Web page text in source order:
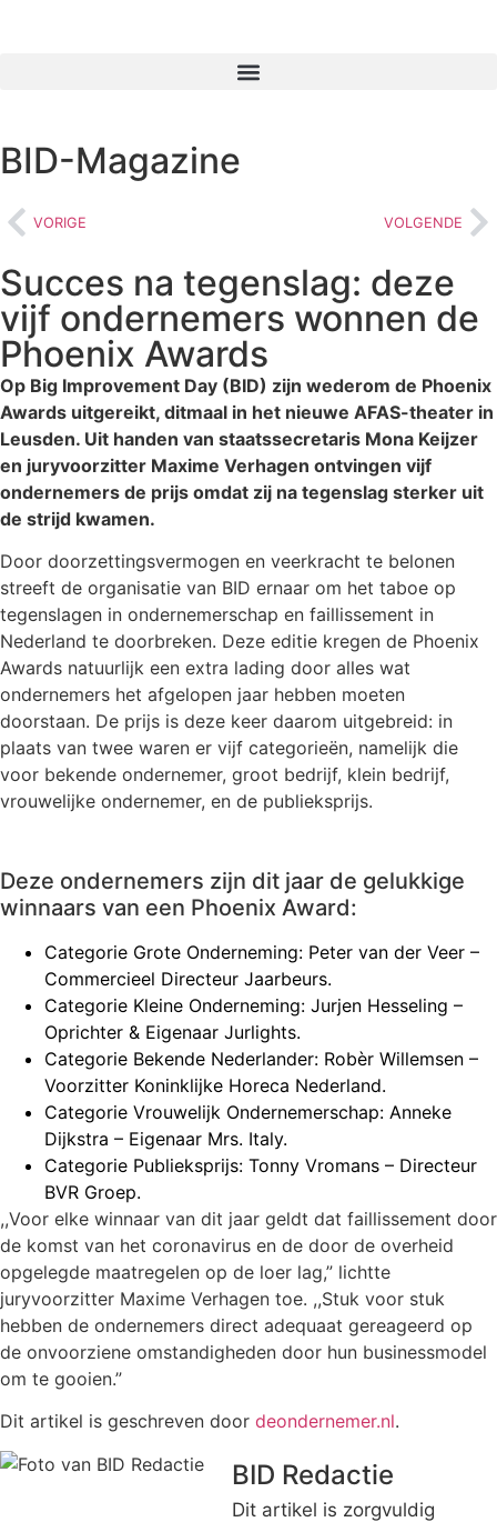
BID-Magazine
VORIGE VOLGENDE
Succes na tegenslag: deze
vijf ondernemers wonnen de
Phoenix Awards
Op Big Improvement Day (BID) zijn wederom de Phoenix
Awards uitgereikt, ditmaal in het nieuwe AFAS-theater in
Leusden. Uit handen van staatssecretaris Mona Keijzer
en juryvoorzitter Maxime Verhagen ontvingen vijf
ondernemers de prijs omdat zij na tegenslag sterker uit
de strijd kwamen.
Door doorzettingsvermogen en veerkracht te belonen
streeft de organisatie van BID ernaar om het taboe op
tegenslagen in ondernemerschap en faillissement in
Nederland te doorbreken. Deze editie kregen de Phoenix
Awards natuurlijk een extra lading door alles wat
ondernemers het afgelopen jaar hebben moeten
doorstaan. De prijs is deze keer daarom uitgebreid: in
plaats van twee waren er vijf categorieën, namelijk die
voor bekende ondernemer, groot bedrijf, klein bedrijf,
vrouwelijke ondernemer, en de publieksprijs.
Deze ondernemers zijn dit jaar de gelukkige
winnaars van een Phoenix Award:
Categorie Grote Onderneming: Peter van der Veer –
Commercieel Directeur Jaarbeurs.
Categorie Kleine Onderneming: Jurjen Hesseling –
Oprichter & Eigenaar Jurlights.
Categorie Bekende Nederlander: Robèr Willemsen –
Voorzitter Koninklijke Horeca Nederland.
Categorie Vrouwelijk Ondernemerschap: Anneke
Dijkstra – Eigenaar Mrs. Italy.
Categorie Publieksprijs: Tonny Vromans – Directeur
BVR Groep.
,,Voor elke winnaar van dit jaar geldt dat faillissement door
de komst van het coronavirus en de door de overheid
opgelegde maatregelen op de loer lag,” lichtte
juryvoorzitter Maxime Verhagen toe. ,,Stuk voor stuk
hebben de ondernemers direct adequaat gereageerd op
de onvoorziene omstandigheden door hun businessmodel
om te gooien.”
Dit artikel is geschreven door deondernemer.nl.
BID Redactie
Dit artikel is zorgvuldig